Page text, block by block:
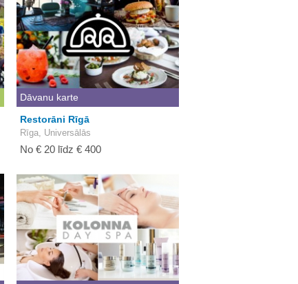
Dāvanu karte
Restorāni Rīgā
Rīga, Universālās
No € 20 līdz € 400